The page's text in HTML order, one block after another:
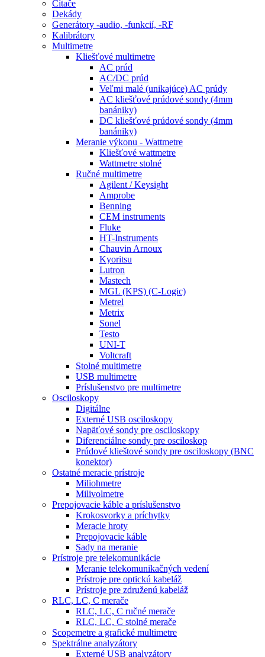
Čítače
Dekády
Generátory -audio, -funkcií, -RF
Kalibrátory
Multimetre
Kliešťové multimetre
AC prúd
AC/DC prúd
Veľmi malé (unikajúce) AC prúdy
AC kliešťové prúdové sondy (4mm
banániky)
DC kliešťové prúdové sondy (4mm
banániky)
Meranie výkonu - Wattmetre
Kliešťové wattmetre
Wattmetre stolné
Ručné multimetre
Agilent / Keysight
Amprobe
Benning
CEM instruments
Fluke
HT-Instruments
Chauvin Arnoux
Kyoritsu
Lutron
Mastech
MGL (KPS) (C-Logic)
Metrel
Metrix
Sonel
Testo
UNI-T
Voltcraft
Stolné multimetre
USB multimetre
Príslušenstvo pre multimetre
Osciloskopy
Digitálne
Externé USB osciloskopy
Napäťové sondy pre osciloskopy
Diferenciálne sondy pre osciloskop
Prúdové klieštové sondy pre osciloskopy (BNC
konektor)
Ostatné meracie prístroje
Miliohmetre
Milivolmetre
Prepojovacie káble a príslušenstvo
Krokosvorky a príchytky
Meracie hroty
Prepojovacie káble
Sady na meranie
Prístroje pre telekomunikácie
Meranie telekomunikačných vedení
Prístroje pre optickú kabeláž
Prístroje pre združenú kabeláž
RLC, LC, C merače
RLC, LC, C ručné merače
RLC, LC, C stolné merače
Scopemetre a grafické multimetre
Spektrálne analyzátory
Externé USB analyzátory